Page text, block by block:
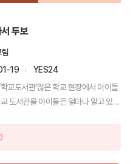
두보
19
YES24
교도서관’많은 학교 현장에서 아이들
도서관을 아이들은 얼마나 알고 있을